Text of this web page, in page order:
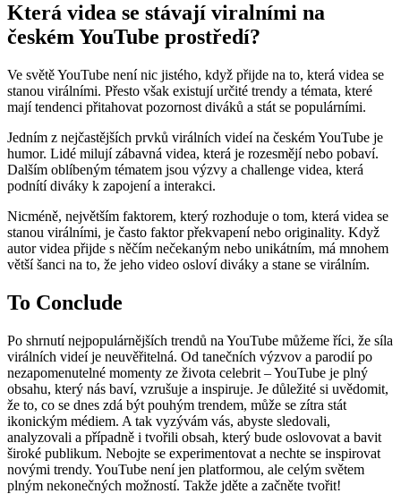
Která videa se stávají viralními na
českém YouTube prostředí?
Ve světě YouTube není nic jistého, když přijde na to, která videa se
stanou virálními. Přesto však existují určité trendy a témata, které
mají tendenci přitahovat pozornost diváků a stát se populárními.
Jedním z nejčastějších prvků virálních videí na českém YouTube je
humor. Lidé milují zábavná videa, která je rozesmějí nebo pobaví.
Dalším oblíbeným tématem jsou výzvy a challenge videa, která
podnítí diváky k zapojení a interakci.
Nicméně, největším faktorem, který rozhoduje o tom, která videa se
stanou virálními, je často faktor překvapení nebo originality. Když
autor videa přijde s něčím nečekaným nebo unikátním, má mnohem
větší šanci na to, že jeho video osloví diváky a stane se virálním.
To Conclude
Po shrnutí nejpopulárnějších trendů na YouTube můžeme říci, že síla
virálních videí je neuvěřitelná. Od tanečních výzvov a parodií po
nezapomenutelné momenty ze života celebrit – YouTube je plný
obsahu, který nás baví, vzrušuje a inspiruje. Je důležité si uvědomit,
že to, co se dnes zdá být pouhým trendem, může se zítra stát
ikonickým médiem. A tak vyzývám vás, abyste sledovali,
analyzovali a případně i tvořili obsah, který bude oslovovat a bavit
široké publikum. Nebojte se experimentovat a nechte se inspirovat
novými trendy. YouTube není jen platformou, ale celým světem
plným nekonečných možností. Takže jděte a začněte tvořit!